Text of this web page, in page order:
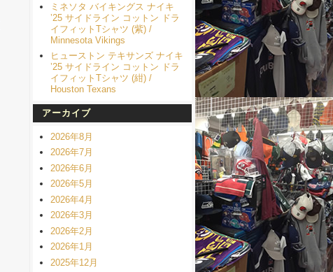
ミネソタ バイキングス ナイキ
’25 サイドライン コットン ドラ
イフィットTシャツ (紫) /
Minnesota Vikings
ヒューストン テキサンズ ナイキ
’25 サイドライン コットン ドラ
イフィットTシャツ (紺) /
Houston Texans
アーカイブ
2026年8月
2026年7月
2026年6月
2026年5月
2026年4月
2026年3月
2026年2月
2026年1月
2025年12月